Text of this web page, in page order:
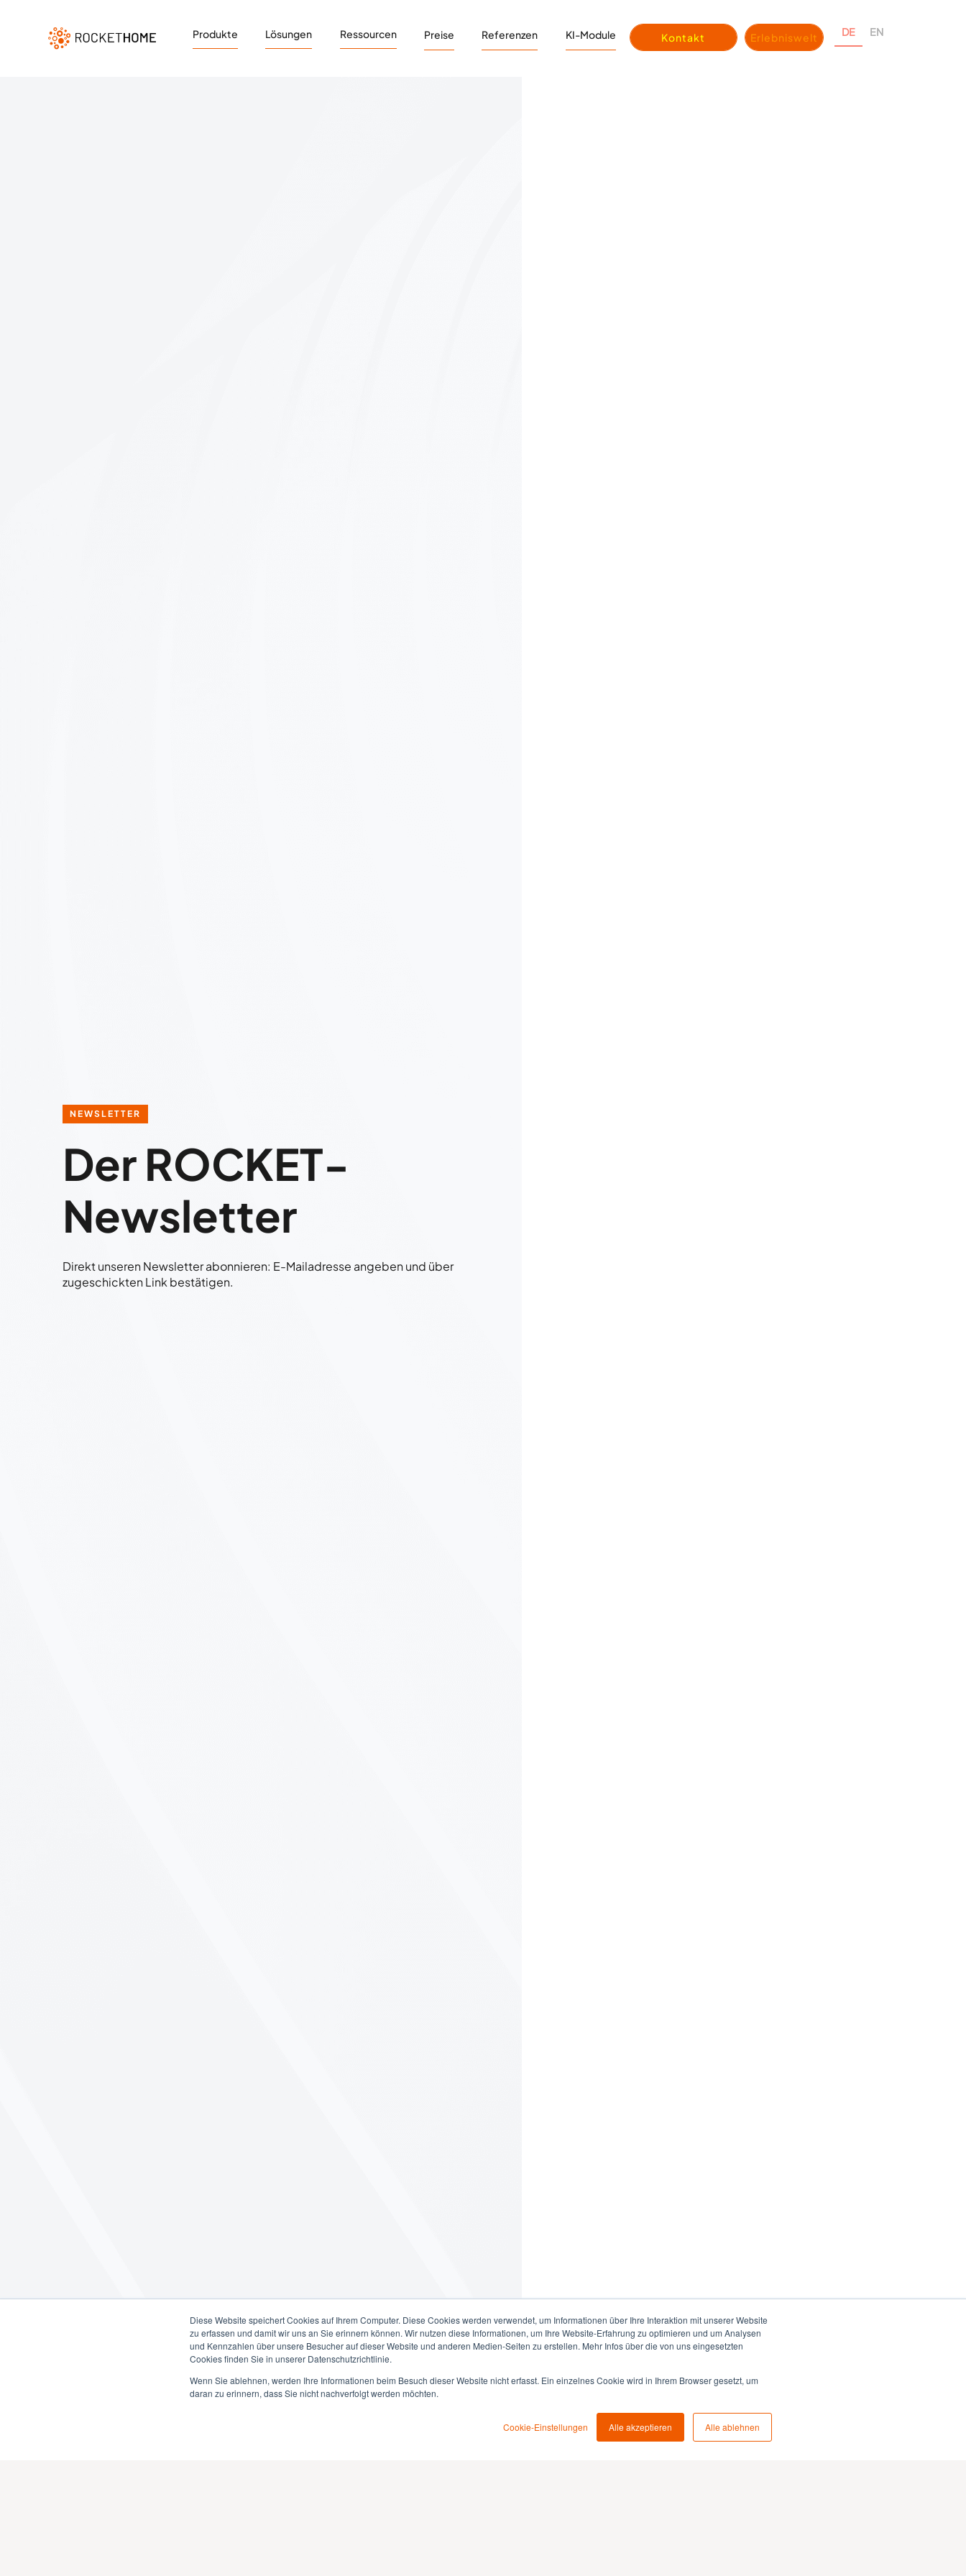
Diese Website speichert Cookies auf Ihrem Computer. Diese Cookies werden verwendet, um Informationen über Ihre Interaktion mit unserer Website
zu erfassen und damit wir uns an Sie erinnern können. Wir nutzen diese Informationen, um Ihre Website-Erfahrung zu optimieren und um Analysen
und Kennzahlen über unsere Besucher auf dieser Website und anderen Medien-Seiten zu erstellen. Mehr Infos über die von uns eingesetzten
Cookies finden Sie in unserer Datenschutzrichtlinie.
Wenn Sie ablehnen, werden Ihre Informationen beim Besuch dieser Website nicht erfasst. Ein einzelnes Cookie wird in Ihrem Browser gesetzt, um
daran zu erinnern, dass Sie nicht nachverfolgt werden möchten.
Cookie-Einstellungen Alle akzeptieren Alle ablehnen
Produkte Lösungen Ressourcen Preise Referenzen KI-Module Kontakt Erlebniswelt DE EN
NEWSLETTER
Der ROCKET-
Newsletter
Direkt unseren Newsletter abonnieren: E-Mailadresse angeben und über
zugeschickten Link bestätigen.